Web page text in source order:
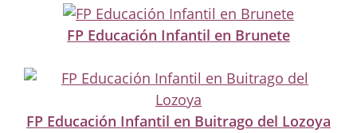
FP Educación Infantil en Brunete
FP Educación Infantil en Buitrago del Lozoya